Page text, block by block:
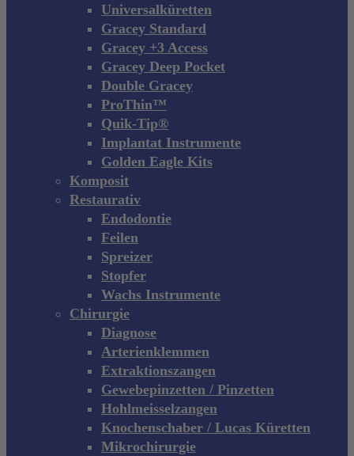
Universalküretten
Gracey Standard
Gracey +3 Access
Gracey Deep Pocket
Double Gracey
ProThin™
Quik-Tip®
Implantat Instrumente
Golden Eagle Kits
Komposit
Restaurativ
Endodontie
Feilen
Spreizer
Stopfer
Wachs Instrumente
Chirurgie
Diagnose
Arterienklemmen
Extraktionszangen
Gewebepinzetten / Pinzetten
Hohlmeisselzangen
Knochenschaber / Lucas Küretten
Mikrochirurgie